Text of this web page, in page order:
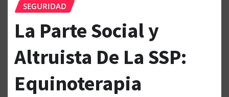
SEGURIDAD
La Parte Social y
Altruista De La SSP:
Equinoterapia